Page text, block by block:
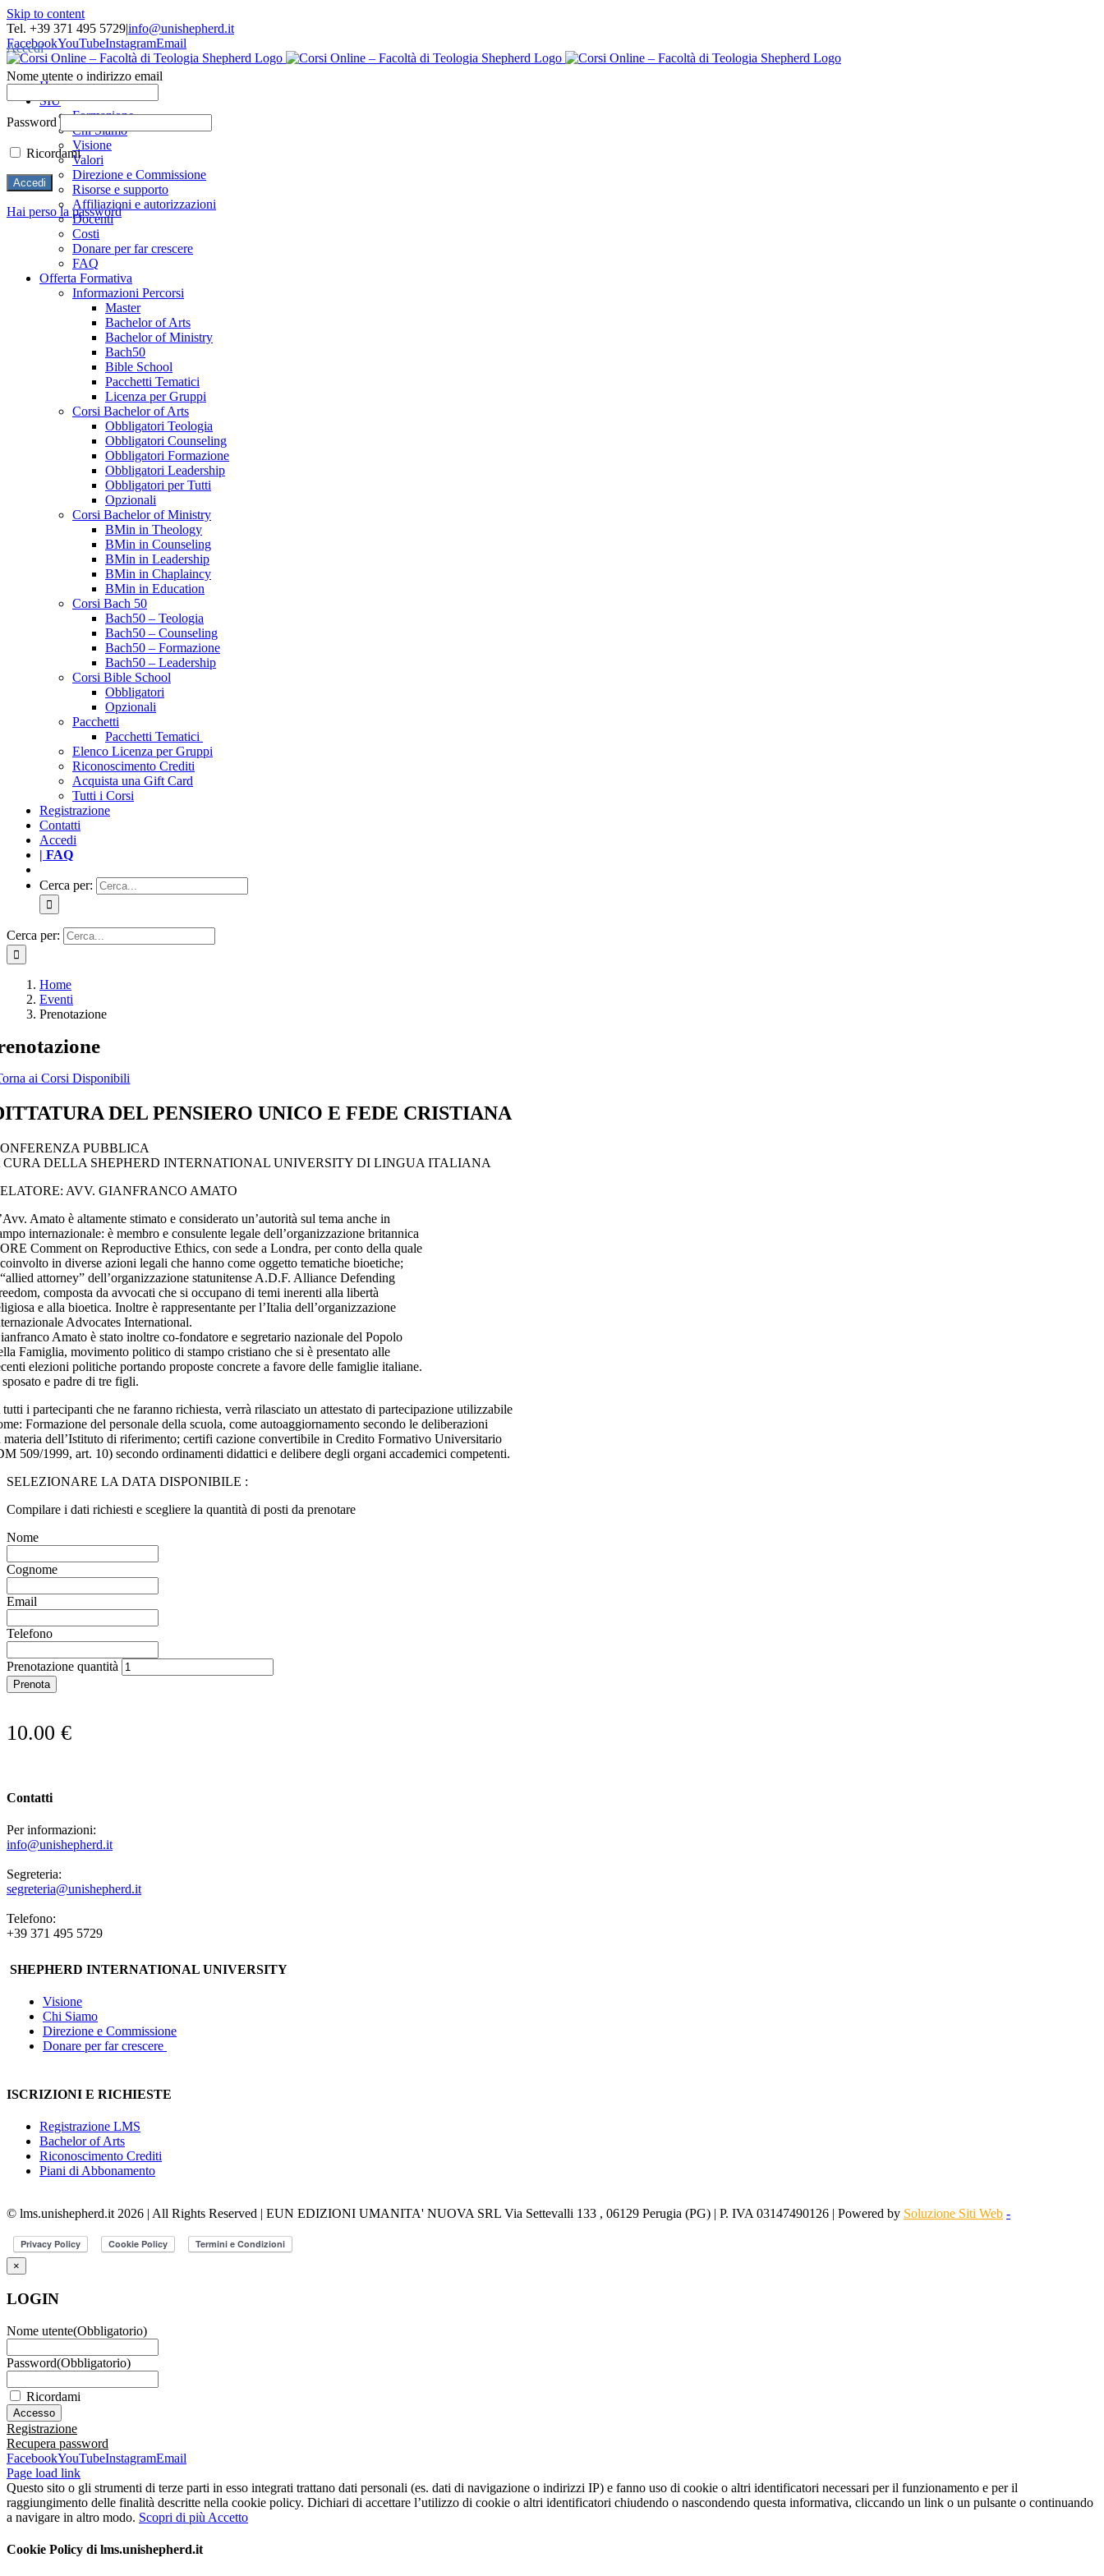
Skip to content
Tel. +39 371 495 5729|info@unishepherd.it
FacebookYouTubeInstagramEmail
Home
SIU
Formazione
Chi Siamo
Visione
Valori
Direzione e Commissione
Risorse e supporto
Affiliazioni e autorizzazioni
Docenti
Costi
Donare per far crescere
FAQ
Offerta Formativa
Informazioni Percorsi
Master
Bachelor of Arts
Bachelor of Ministry
Bach50
Bible School
Pacchetti Tematici
Licenza per Gruppi
Corsi Bachelor of Arts
Obbligatori Teologia
Obbligatori Counseling
Obbligatori Formazione
Obbligatori Leadership
Obbligatori per Tutti
Opzionali
Corsi Bachelor of Ministry
BMin in Theology
BMin in Counseling
BMin in Leadership
BMin in Chaplaincy
BMin in Education
Corsi Bach 50
Bach50 – Teologia
Bach50 – Counseling
Bach50 – Formazione
Bach50 – Leadership
Corsi Bible School
Obbligatori
Opzionali
Pacchetti
Pacchetti Tematici
Elenco Licenza per Gruppi
Riconoscimento Crediti
Acquista una Gift Card
Tutti i Corsi
Registrazione
Contatti
Accedi
| FAQ
Cerca per:
Cerca per:
Home
Eventi
Prenotazione
ai Corsi Disponibili
DEL PENSIERO UNICO E FEDE CRISTIANA
PUBBLICA
CURA DELLA SHEPHERD INTERNATIONAL UNIVERSITY DI LINGUA ITALIANA
AVV. GIANFRANCO AMATO
Amato è altamente stimato e considerato un’autorità sul tema anche in
internazionale: è membro e consulente legale dell’organizzazione britannica
Comment on Reproductive Ethics, con sede a Londra, per conto della quale
in diverse azioni legali che hanno come oggetto tematiche bioetiche;
attorney” dell’organizzazione statunitense A.D.F. Alliance Defending
composta da avvocati che si occupano di temi inerenti alla libertà
e alla bioetica. Inoltre è rappresentante per l’Italia dell’organizzazione
Advocates International.
Amato è stato inoltre co-fondatore e segretario nazionale del Popolo
Famiglia, movimento politico di stampo cristiano che si è presentato alle
elezioni politiche portando proposte concrete a favore delle famiglie italiane.
e padre di tre figli.
i partecipanti che ne faranno richiesta, verrà rilasciato un attestato di partecipazione utilizzabile
Formazione del personale della scuola, come autoaggiornamento secondo le deliberazioni
materia dell’Istituto di riferimento; certifi cazione convertibile in Credito Formativo Universitario
509/1999, art. 10) secondo ordinamenti didattici e delibere degli organi accademici competenti.
SELEZIONARE LA DATA DISPONIBILE :
Compilare i dati richiesti e scegliere la quantità di posti da prenotare
Nome
Cognome
Email
Telefono
Prenotazione quantità
Prenota
10.00 €
Contatti
Per informazioni:
info@unishepherd.it
Segreteria:
segreteria@unishepherd.it
Telefono:
+39 371 495 5729
SHEPHERD INTERNATIONAL UNIVERSITY
Visione
Chi Siamo
Direzione e Commissione
Donare per far crescere
ISCRIZIONI E RICHIESTE
Registrazione LMS
Bachelor of Arts
Riconoscimento Crediti
Piani di Abbonamento
© lms.unishepherd.it 2026 | All Rights Reserved | EUN EDIZIONI UMANITA' NUOVA SRL Via Settevalli 133 , 06129 Perugia (PG) | P. IVA 03147490126 | Powered by Soluzione Siti Web -
×
LOGIN
Nome utente(Obbligatorio)
Password(Obbligatorio)
Ricordami
Registrazione
Recupera password
FacebookYouTubeInstagramEmail
Page load link
Questo sito o gli strumenti di terze parti in esso integrati trattano dati personali (es. dati di navigazione o indirizzi IP) e fanno uso di cookie o altri identificatori necessari per il funzionamento e per il
raggiungimento delle finalità descritte nella cookie policy. Dichiari di accettare l’utilizzo di cookie o altri identificatori chiudendo o nascondendo questa informativa, cliccando un link o un pulsante o continuando
a navigare in altro modo. Scopri di più Accetto
Cookie Policy di lms.unishepherd.it
Accedi
Nome utente o indirizzo email
Password
Ricordami
Hai perso la password